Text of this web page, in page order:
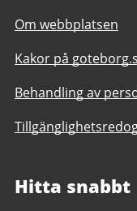
Om webbplatsen
Kakor på
Behandling av
Hitta snabbt